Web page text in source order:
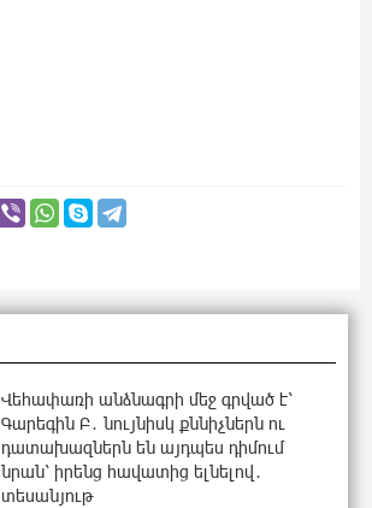
Վեհափառի անձնագրի մեջ գրված է՝
Գարեգին Բ․ նույնիսկ քննիչներն ու
դատախազներն են այդպես դիմում
նրան՝ իրենց հավատից ելնելով․
տեսանյութ